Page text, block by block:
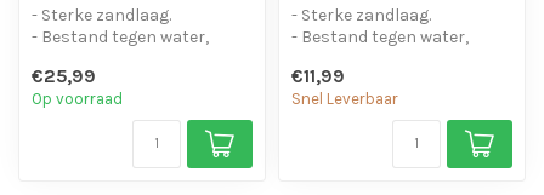
- Sterke zandlaag.
- Bestand tegen water,
- Is eenvo...
€25,99
Op voorraad
- Sterke zandlaag.
- Bestand tegen water,
- Is eenvo...
€11,99
Snel Leverbaar